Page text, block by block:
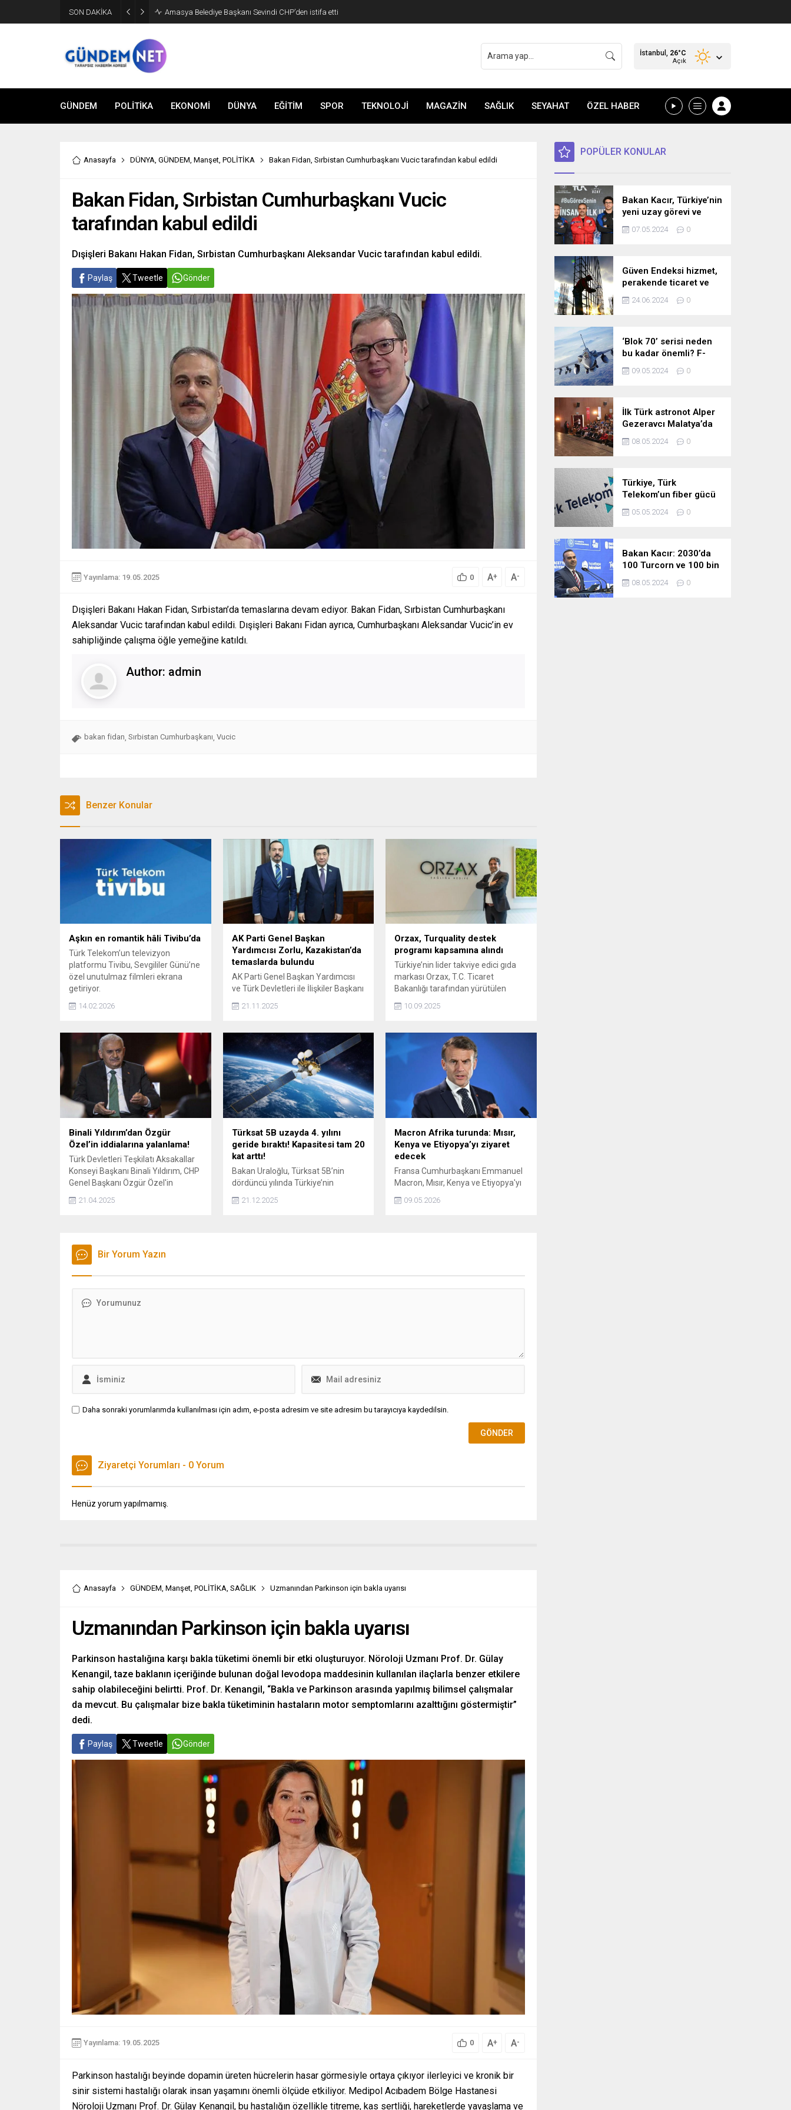
SON DAKİKA Amasya Belediye Başkanı Sevindi CHP’den istifa etti
İstanbul, 26°C
Açık
GÜNDEM POLİTİKA EKONOMİ DÜNYA EĞİTİM SPOR TEKNOLOJİ MAGAZİN SAĞLIK SEYAHAT ÖZEL HABER
Anasayfa DÜNYA, GÜNDEM, Manşet, POLİTİKA Bakan Fidan, Sırbistan Cumhurbaşkanı Vucic tarafından kabul edildi
Bakan Fidan, Sırbistan Cumhurbaşkanı Vucic
tarafından kabul edildi
Dışişleri Bakanı Hakan Fidan, Sırbistan Cumhurbaşkanı Aleksandar Vucic tarafından kabul edildi.
Paylaş Tweetle Gönder
Yayınlama: 19.05.2025 0 A+ A-
Dışişleri Bakanı Hakan Fidan, Sırbistan’da temaslarına devam ediyor. Bakan Fidan, Sırbistan Cumhurbaşkanı
Aleksandar Vucic tarafından kabul edildi. Dışişleri Bakanı Fidan ayrıca, Cumhurbaşkanı Aleksandar Vucic’in ev
sahipliğinde çalışma öğle yemeğine katıldı.
Author: admin
bakan fidan, Sırbistan Cumhurbaşkanı, Vucic
Benzer Konular
Aşkın en romantik hâli Tivibu’da
Türk Telekom’un televizyon
platformu Tivibu, Sevgililer Günü’ne
özel unutulmaz filmleri ekrana
getiriyor.
14.02.2026
AK Parti Genel Başkan
Yardımcısı Zorlu, Kazakistan’da
temaslarda bulundu
AK Parti Genel Başkan Yardımcısı
ve Türk Devletleri ile İlişkiler Başkanı
Kürşad Zorlu, Kazakistan'ın başkenti
Astana'da temaslarda bulundu.
21.11.2025
Orzax, Turquality destek
programı kapsamına alındı
Türkiye’nin lider takviye edici gıda
markası Orzax, T.C. Ticaret
Bakanlığı tarafından yürütülen
Turquality Destek Programı
kapsamına alındı.
10.09.2025
Binali Yıldırım’dan Özgür
Özel’in iddialarına yalanlama!
Türk Devletleri Teşkilatı Aksakallar
Konseyi Başkanı Binali Yıldırım, CHP
Genel Başkanı Özgür Özel'in
kendisi ve oğlu Erkam Yıldırım'la ilgili
21.04.2025
Türksat 5B uzayda 4. yılını
geride bıraktı! Kapasitesi tam 20
kat arttı!
Bakan Uraloğlu, Türksat 5B’nin
dördüncü yılında Türkiye’nin
vurgulayarak, uydunun Afrika’dan
21.12.2025
Macron Afrika turunda: Mısır,
Kenya ve Etiyopya’yı ziyaret
edecek
Fransa Cumhurbaşkanı Emmanuel
Macron, Mısır, Kenya ve Etiyopya'yı
İskenderiye'ye geldi.
09.05.2026
Bir Yorum Yazın
Daha sonraki yorumlarımda kullanılması için adım, e-posta adresim ve site adresim bu tarayıcıya kaydedilsin.
Ziyaretçi Yorumları - 0 Yorum
Henüz yorum yapılmamış.
Anasayfa GÜNDEM Manşet POLİTİKA SAĞLIK Uzmanından Parkinson için bakla uyarısı
Uzmanından Parkinson için bakla uyarısı
Parkinson hastalığına karşı bakla tüketimi önemli bir etki oluşturuyor. Nöroloji Uzmanı Prof. Dr. Gülay
Kenangil, taze baklanın içeriğinde bulunan doğal levodopa maddesinin kullanılan ilaçlarla benzer etkilere
sahip olabileceğini belirtti. Prof. Dr. Kenangil, “Bakla ve Parkinson arasında yapılmış bilimsel çalışmalar
da mevcut. Bu çalışmalar bize bakla tüketiminin hastaların motor semptomlarını azalttığını göstermiştir”
dedi.
Paylaş Tweetle Gönder
Yayınlama: 19.05.2025 0 A+ A-
Parkinson hastalığı beyinde dopamin üreten hücrelerin hasar görmesiyle ortaya çıkıyor ilerleyici ve kronik bir
sinir sistemi hastalığı olarak insan yaşamını önemli ölçüde etkiliyor. Medipol Acıbadem Bölge Hastanesi
Nöroloji Uzmanı Prof. Dr. Gülay Kenangil, bu hastalığın özellikle titreme, kas sertliği, hareketlerde yavaşlama ve
POPÜLER KONULAR
Bakan Kacır, Türkiye’nin
yeni uzay görevi ve
bilim misyonunu
açıkladı! İşte detaylar…
07.05.2024 0
Güven Endeksi hizmet,
perakende ticaret ve
inşaat sektörlerinde
düştü
24.06.2024 0
‘Blok 70’ serisi neden
bu kadar önemli? F-
16’larla ilgili merak
edilenleri anlattı!
09.05.2024 0
İlk Türk astronot Alper
Gezeravcı Malatya’da
öğrencilerle bir araya
geldi!
08.05.2024 0
Türkiye, Türk
Telekom’un fiber gücü
ile yarının
teknolojilerine hazır
05.05.2024 0
Bakan Kacır: 2030’da
100 Turcorn ve 100 bin
teknoloji girişimciliği
hedefimize ulaşacağız
08.05.2024 0